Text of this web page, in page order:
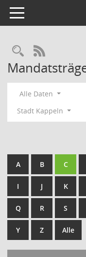
Toggle navigation
RSS-Feed
Alle Daten
Stadt Kappeln
A B C
I J K
Q R S
Y Z Alle